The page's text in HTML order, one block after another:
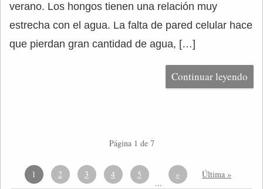
verano. Los hongos tienen una relación muy
estrecha con el agua. La falta de pared celular hace
que pierdan gran cantidad de agua, […]
Continuar leyendo
Página 1 de 7
1 2 3 4 5
...
» Última »